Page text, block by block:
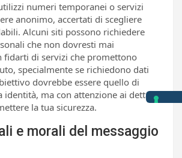
numeri temporanei o servizi
anonimo, accertati di scegliere
Alcuni siti possono richiedere
che non dovresti mai
fidarti di servizi che promettono
specialmente se richiedono dati
dovrebbe essere quello di
identità, ma con attenzione ai dettagli
la tua sicurezza.
e morali del messaggio